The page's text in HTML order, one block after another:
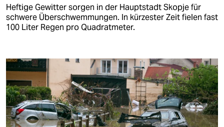
Heftige Gewitter sorgen in der Hauptstadt Skopje für
schwere Überschwemmungen. In kürzester Zeit fielen fast
100 Liter Regen pro Quadratmeter.